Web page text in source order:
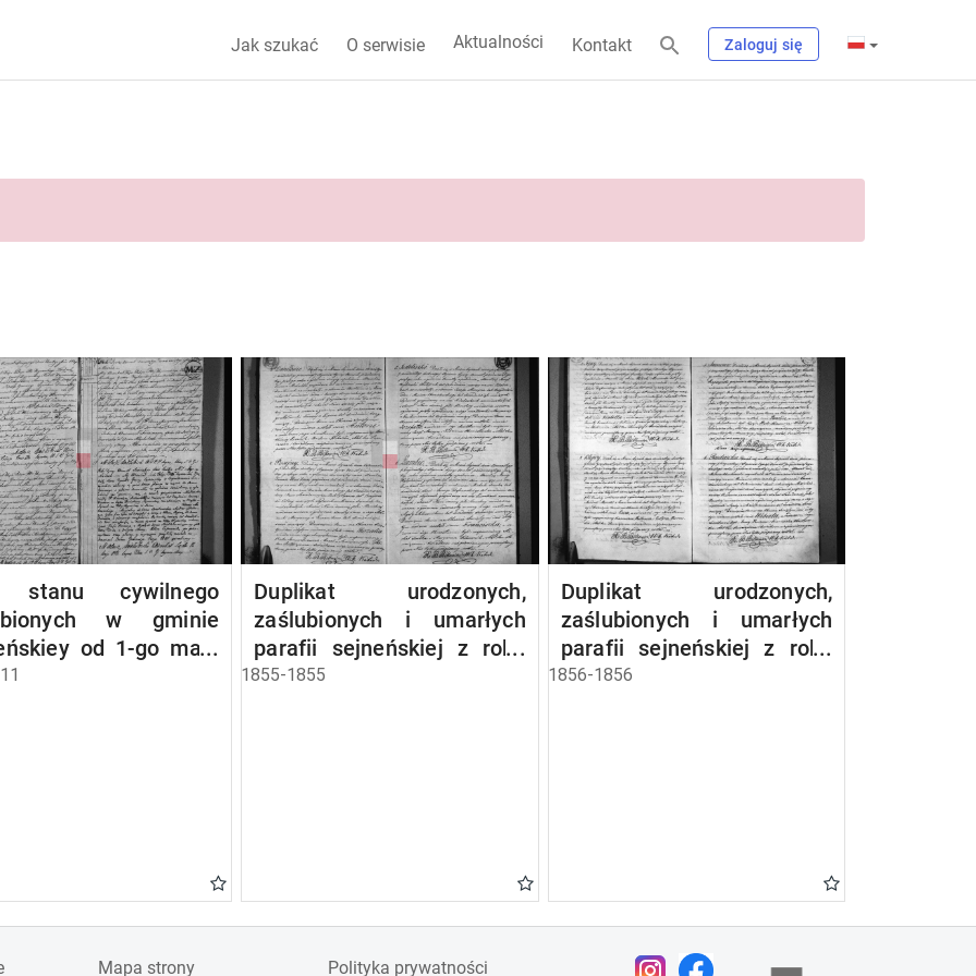
Jak szukać O serwisie Aktualności Kontakt Zaloguj się
stanu cywilnego
w gminie
od 1-go maja
Duplikat urodzonych,
zaślubionych i umarłych
parafii sejneńskiej z roku
1855
1855-1855
Duplikat urodzonych,
zaślubionych i umarłych
parafii sejneńskiej z roku
1856
1856-1856
Mapa strony Polityka prywatności